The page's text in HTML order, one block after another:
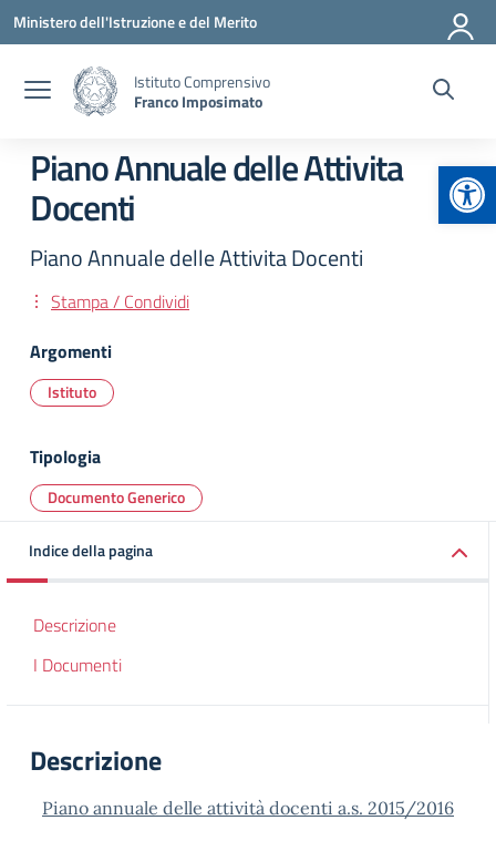
Vai ai contenuti
Vai al menu di navigazione
Vai al footer
Ministero dell'Istruzione e del Merito
Istituto Comprensivo
Franco Imposimato
Piano Annuale delle Attivita
Docenti
Piano Annuale delle Attivita Docenti
Stampa / Condividi
Argomenti
Istituto
Tipologia
Documento Generico
Indice della pagina
Descrizione
I Documenti
Descrizione
Piano annuale delle attività docenti a.s. 2015/2016